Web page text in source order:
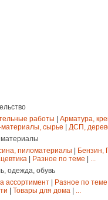
работы
Арматура,
сырье
ДСП,
пиломатериалы
Бензин,
Разное по теме
...
одежда, обувь
ассортимент
Разное по теме
Товары для дома ...